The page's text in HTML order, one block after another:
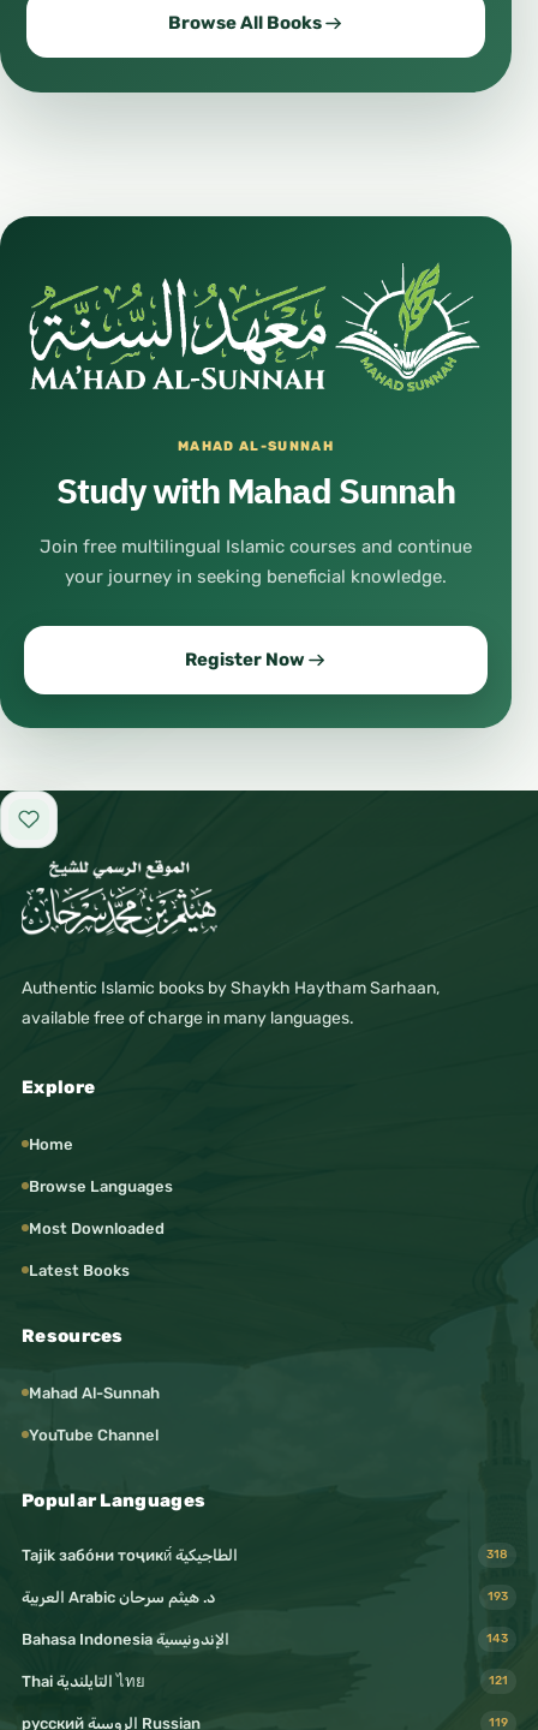
Browse All Books
MAHAD AL-SUNNAH
Study with Mahad Sunnah
Join free multilingual Islamic courses and continue
your journey in seeking beneficial knowledge.
Register Now
Add to favorites
Authentic Islamic books by Shaykh Haytham Sarhaan,
available free of charge in many languages.
Explore
Home
Browse Languages
Most Downloaded
Latest Books
Resources
Mahad Al-Sunnah
YouTube Channel
Popular Languages
Tajik забо́ни тоҷикӣ́ الطاجيكية 318
د. هيثم سرحان Arabic العربية 193
Bahasa Indonesia الإندونيسية 143
Thai التايلندية ไทย 121
русский الروسية Russian 119